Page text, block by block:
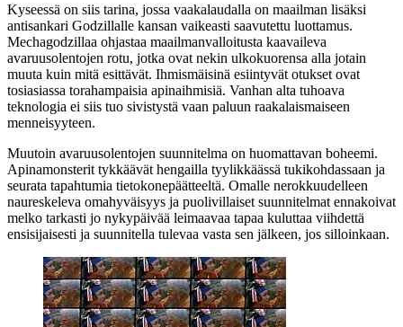
Kyseessä on siis tarina, jossa vaakalaudalla on maailman lisäksi
antisankari Godzillalle kansan vaikeasti saavutettu luottamus.
Mechagodzillaa ohjastaa maailmanvalloitusta kaavaileva
avaruusolentojen rotu, jotka ovat nekin ulkokuorensa alla jotain
muuta kuin mitä esittävät. Ihmismäisinä esiintyvät otukset ovat
tosiasiassa torahampaisia apinaihmisiä. Vanhan alta tuhoava
teknologia ei siis tuo sivistystä vaan paluun raakalaismaiseen
menneisyyteen.
Muutoin avaruusolentojen suunnitelma on huomattavan boheemi.
Apinamonsterit tykkäävät hengailla tyylikkäässä tukikohdassaan ja
seurata tapahtumia tietokonepäätteeltä. Omalle nerokkuudelleen
naureskeleva omahyväisyys ja puolivillaiset suunnitelmat ennakoivat
melko tarkasti jo nykypäivää leimaavaa tapaa kuluttaa viihdettä
ensisijaisesti ja suunnitella tulevaa vasta sen jälkeen, jos silloinkaan.